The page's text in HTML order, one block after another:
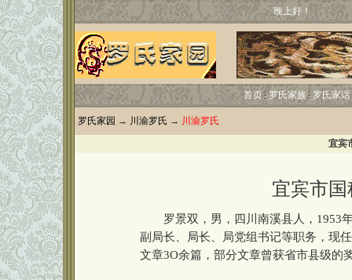
晚上好！
首页 罗氏家族 罗氏家话
罗氏家园 → 川渝罗氏 → 川渝罗氏
宜宾
宜宾市
罗景双，男，四川南溪县人，1953年
副局长、局长、局党组书记等职务，现
文章3O余篇，部分文章曾获省市县级的